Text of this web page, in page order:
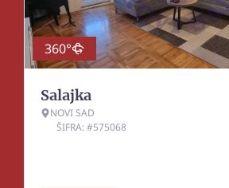
360°
Salajka
NOVI SAD
ŠIFRA: #575068